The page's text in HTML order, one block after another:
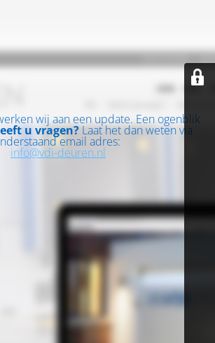
wij aan een update. Een ogenblik
u vragen? Laat het dan weten via
email adres:
info@vdi-deuren.nl